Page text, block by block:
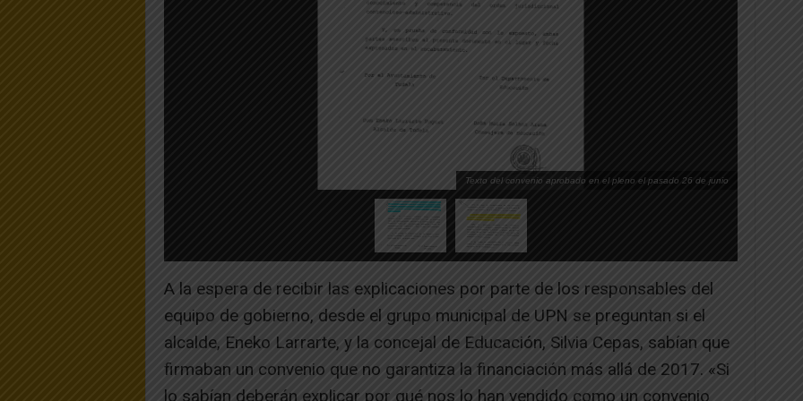
Texto del convenio aprobado en el pleno el pasado 26 de junio
A la espera de recibir las explicaciones por parte de los responsables del
equipo de gobierno, desde el grupo municipal de UPN se preguntan si el
alcalde, Eneko Larrarte, y la concejal de Educación, Silvia Cepas, sabían que
firmaban un convenio que no garantiza la financiación más allá de 2017. «Si
lo sabían deberán explicar por qué nos lo han vendido como un convenio